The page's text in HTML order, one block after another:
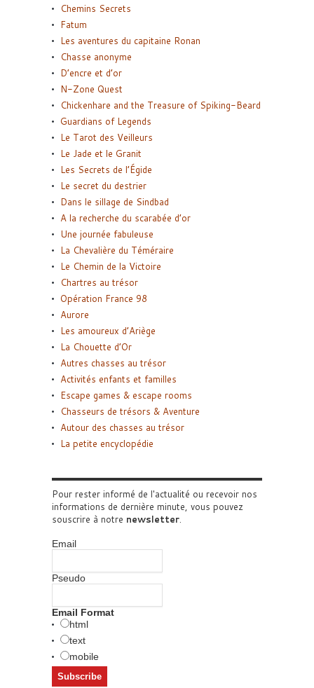
Chemins Secrets
Fatum
Les aventures du capitaine Ronan
Chasse anonyme
D’encre et d’or
N-Zone Quest
Chickenhare and the Treasure of Spiking-Beard
Guardians of Legends
Le Tarot des Veilleurs
Le Jade et le Granit
Les Secrets de l’Égide
Le secret du destrier
Dans le sillage de Sindbad
A la recherche du scarabée d’or
Une journée fabuleuse
La Chevalière du Téméraire
Le Chemin de la Victoire
Chartres au trésor
Opération France 98
Aurore
Les amoureux d’Ariège
La Chouette d’Or
Autres chasses au trésor
Activités enfants et familles
Escape games & escape rooms
Chasseurs de trésors & Aventure
Autour des chasses au trésor
La petite encyclopédie
Pour rester informé de l'actualité ou recevoir nos
informations de dernière minute, vous pouvez
souscrire à notre newsletter.
Email
Pseudo
Email Format
html
text
mobile